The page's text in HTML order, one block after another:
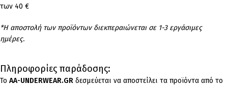
των 40 €
*Η αποστολή των προϊόντων διεκπεραιώνεται σε 1-3 εργάσιμες
ημέρες.
Πληροφορίες παράδοσης:
To AA-UNDERWEAR.GR δεσμεύεται να αποστείλει τα προϊόντα από το